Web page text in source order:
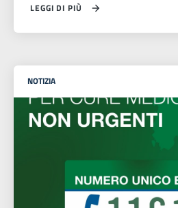
LEGGI DI PIÙ
NOTIZIA